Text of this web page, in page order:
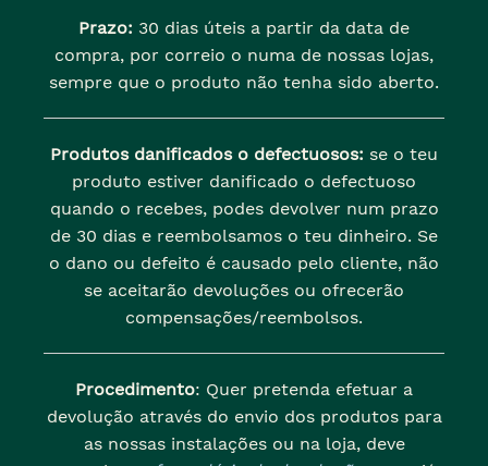
Prazo: 30 dias úteis a partir da data de
compra, por correio o numa de nossas lojas,
sempre que o produto não tenha sido aberto.
Produtos danificados o defectuosos: se o teu
produto estiver danificado o defectuoso
quando o recebes, podes devolver num prazo
de 30 dias e reembolsamos o teu dinheiro. Se
o dano ou defeito é causado pelo cliente, não
se aceitarão devoluções ou ofrecerão
compensações/reembolsos.
Procedimento: Quer pretenda efetuar a
devolução através do envio dos produtos para
as nossas instalações ou na loja, deve